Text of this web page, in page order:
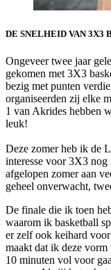
DE SNELHEID VAN
Ongeveer twee jaar
gekomen met 3X3
bezig met punten
organiseerden zij elke
1 van Akrides hebben
leuk!
Deze zomer heb ik de
interesse voor 3X3 nog
afgelopen zomer aan
geheel onverwacht,
De finale die ik toen
waarom ik basketball
er zelf ook keihard
maakt dat ik deze
10 minuten vol voor